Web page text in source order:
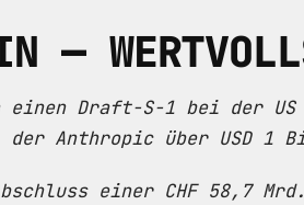
—
Draft-S-1 bei der US
Anthropic über USD 1
einer CHF 58,7